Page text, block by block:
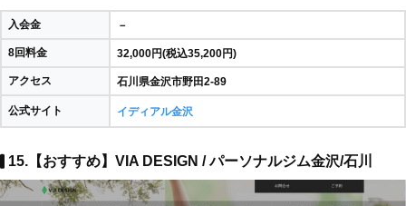
入会金 －
8回料金 32,000円(税込35,200円)
アクセス 石川県金沢市野田2-89
公式サイト イディアル金沢
15.【おすすめ】VIA DESIGN / パーソナルジム金沢/石川